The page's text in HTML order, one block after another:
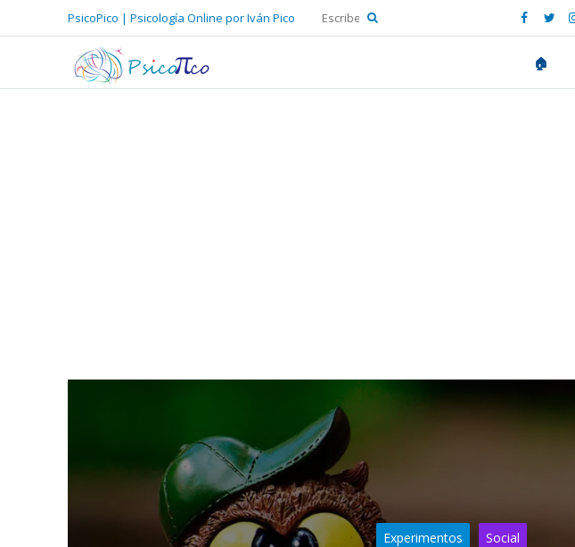
PsicoPico | Psicología Online por Iván Pico
🏠
Experimentos Social